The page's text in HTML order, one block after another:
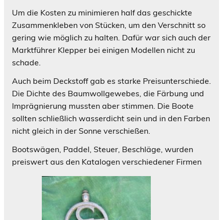
Um die Kosten zu minimieren half das geschickte
Zusammenkleben von Stücken, um den Verschnitt so
gering wie möglich zu halten. Dafür war sich auch der
Marktführer Klepper bei einigen Modellen nicht zu
schade.
Auch beim Deckstoff gab es starke Preisunterschiede.
Die Dichte des Baumwollgewebes, die Färbung und
Imprägnierung mussten aber stimmen. Die Boote
sollten schließlich wasserdicht sein und in den Farben
nicht gleich in der Sonne verschießen.
Bootswägen, Paddel, Steuer, Beschläge, wurden
preiswert aus den Katalogen verschiedener Firmen